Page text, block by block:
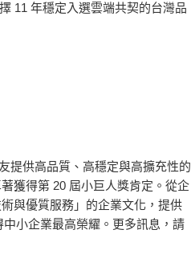
11 年穩定入選雲端共契的台灣品
提供高品質、高穩定與高擴充性的
獲得第 20 屆小巨人獎肯定。從企
與優質服務」的企業文化，提供
小企業最高榮耀。更多訊息，請